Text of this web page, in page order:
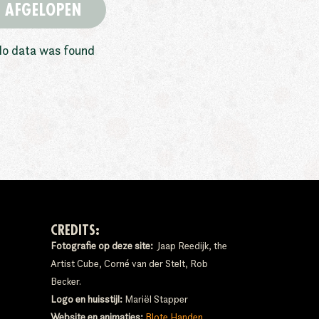
AFGELOPEN
data was found
CREDITS:
Fotografie op deze site: Jaap Reedijk, the
Artist Cube, Corné van der Stelt, Rob
Becker.
Logo en huisstijl: Mariël Stapper